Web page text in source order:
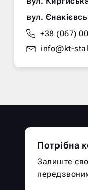
вул.
+38 (067)
info@kt-
Потрібна
Залиште